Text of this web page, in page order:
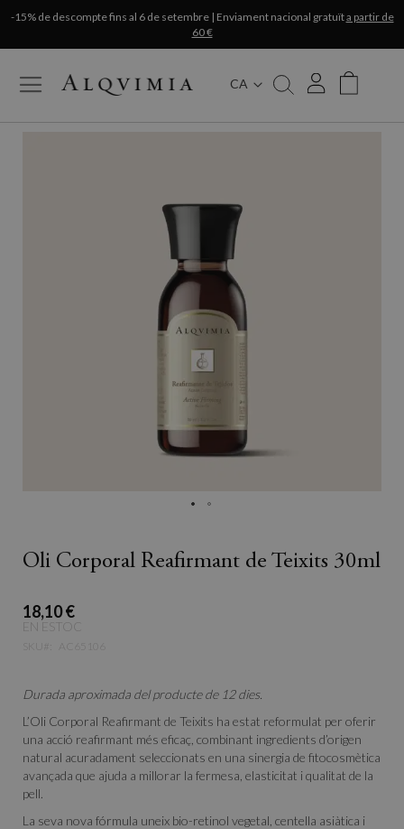
-15% de descompte fins al 6 de setembre | Enviament nacional gratuïta partir de
60 €
CA
My Cart
Oli Corporal Reafirmant de Teixits 30ml
18,10 €
EN ESTOC
Durada aproximada del producte de 12 dies.
L’Oli Corporal Reafirmant de Teixits ha estat reformulat per oferir
una acció reafirmant més eficaç, combinant ingredients d’origen
natural acuradament seleccionats en una sinergia de fitocosmètica
avançada que ajuda a millorar la fermesa, elasticitat i qualitat de la
pell.
La seva nova fórmula uneix bio-retinol vegetal, centella asiàtica i